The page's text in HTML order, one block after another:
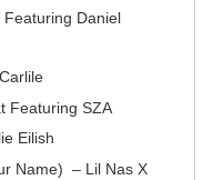
Featuring Daniel
Featuring SZA
Eilish
Name) – Lil Nas X